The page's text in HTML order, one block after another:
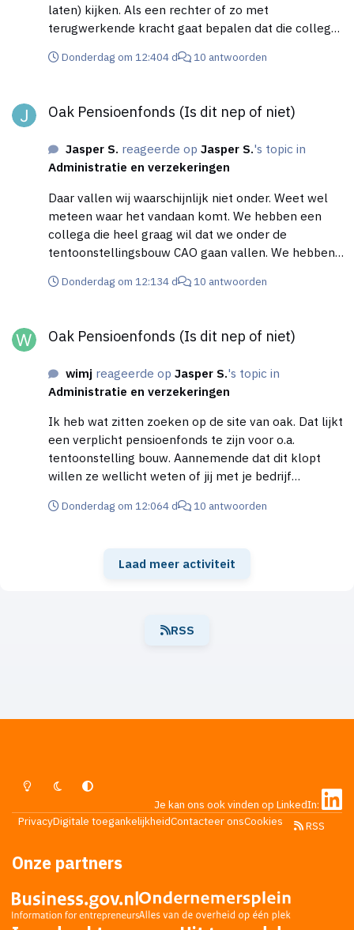
laten) kijken. Als een rechter of zo met
terugwerkende kracht gaat bepalen dat die collega
Donderdag om 12:404 d 10 antwoorden
Oak Pensioenfonds (Is dit nep of niet)
Jasper S. reageerde opJasper S.'s topic in
Administratie en verzekeringen
Daar vallen wij waarschijnlijk niet onder. Weet wel
meteen waar het vandaan komt. We hebben een
collega die heel graag wil dat we onder de
tentoonstellingsbouw CAO gaan vallen. We hebben
van overleg. Maar wat een stel amateurs zeg. Na het
wellicht een keer op cursus, maar de afhandeling
Donderdag om 12:134 d 10 antwoorden
Oak Pensioenfonds (Is dit nep of niet)
wimj reageerde opJasper S.'s topic in
Administratie en verzekeringen
Ik heb wat zitten zoeken op de site van oak. Dat lijkt
een verplicht pensioenfonds te zijn voor o.a.
tentoonstelling bouw. Aannemende dat dit klopt
willen ze wellicht weten of jij met je bedrijf
gevolgen zijn als het antwoord ja is laat ik aan de
Donderdag om 12:064 d 10 antwoorden
Laad meer activiteit
RSS
Lichte ModusDonkere ModusSysteemvoorkeur
Je kan ons ook vinden op LinkedIn:
PrivacyDigitale toegankelijkheidContacteer onsCookies RSS
Onze partners